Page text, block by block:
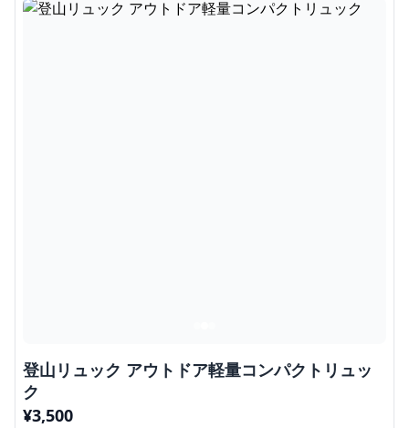
登山リュック アウトドア軽量コンパクトリュッ
ク
¥3,500